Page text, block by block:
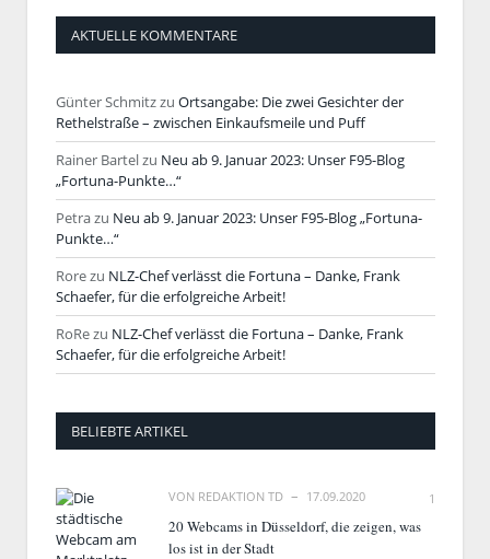
AKTUELLE KOMMENTARE
Günter Schmitzzu Ortsangabe: Die zwei Gesichter der
Rethelstraße – zwischen Einkaufsmeile und Puff
Rainer Bartelzu Neu ab 9. Januar 2023: Unser F95-Blog
„Fortuna-Punkte…“
Petrazu Neu ab 9. Januar 2023: Unser F95-Blog „Fortuna-
Punkte…“
Rorezu NLZ-Chef verlässt die Fortuna – Danke, Frank
Schaefer, für die erfolgreiche Arbeit!
RoRezu NLZ-Chef verlässt die Fortuna – Danke, Frank
Schaefer, für die erfolgreiche Arbeit!
BELIEBTE ARTIKEL
VON REDAKTION TD 17.09.2020 1
20 Webcams in Düsseldorf, die zeigen, was
los ist in der Stadt